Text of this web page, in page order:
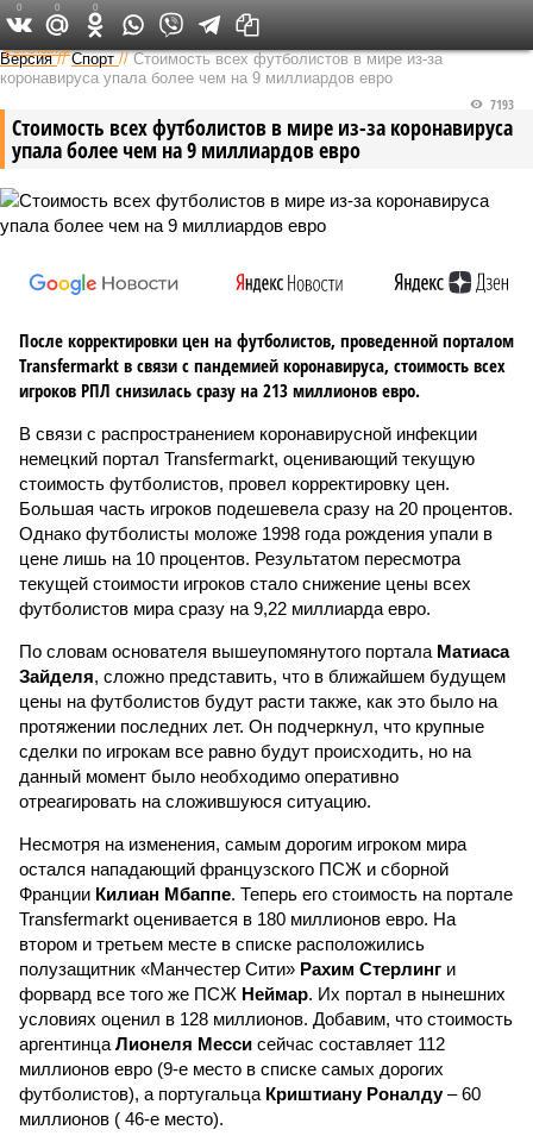
Федеральный выпуск
Версия //Спорт //Стоимость всех футболистов в мире из-за
коронавируса упала более чем на 9 миллиардов евро
Стоимость всех футболистов в мире из-за коронавируса
упала более чем на 9 миллиардов евро
7193
После корректировки цен на футболистов, проведенной порталом
Transfermarkt в связи с пандемией коронавируса, стоимость всех
игроков РПЛ снизилась сразу на 213 миллионов евро.
В связи с распространением коронавирусной инфекции
немецкий портал Transfermarkt, оценивающий текущую
стоимость футболистов, провел корректировку цен.
Большая часть игроков подешевела сразу на 20 процентов.
Однако футболисты моложе 1998 года рождения упали в
цене лишь на 10 процентов. Результатом пересмотра
текущей стоимости игроков стало снижение цены всех
футболистов мира сразу на 9,22 миллиарда евро.
По словам основателя вышеупомянутого портала Матиаса
Зайделя, сложно представить, что в ближайшем будущем
цены на футболистов будут расти также, как это было на
протяжении последних лет. Он подчеркнул, что крупные
сделки по игрокам все равно будут происходить, но на
данный момент было необходимо оперативно
отреагировать на сложившуюся ситуацию.
Несмотря на изменения, самым дорогим игроком мира
остался нападающий французского ПСЖ и сборной
Франции Килиан Мбаппе. Теперь его стоимость на портале
Transfermarkt оценивается в 180 миллионов евро. На
втором и третьем месте в списке расположились
полузащитник «Манчестер Сити» Рахим Стерлинг и
форвард все того же ПСЖ Неймар. Их портал в нынешних
условиях оценил в 128 миллионов. Добавим, что стоимость
аргентинца Лионеля Месси сейчас составляет 112
миллионов евро (9-е место в списке самых дорогих
футболистов), а португальца Криштиану Роналду– 60
миллионов ( 46-е место).
0 0 0